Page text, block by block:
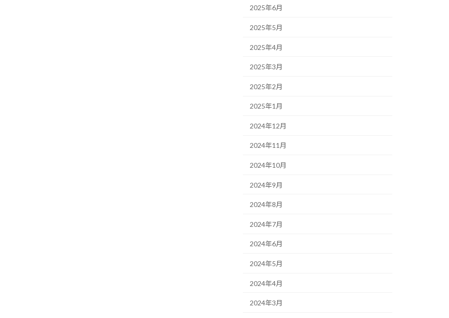
2025年6月
2025年5月
2025年4月
2025年3月
2025年2月
2025年1月
2024年12月
2024年11月
2024年10月
2024年9月
2024年8月
2024年7月
2024年6月
2024年5月
2024年4月
2024年3月